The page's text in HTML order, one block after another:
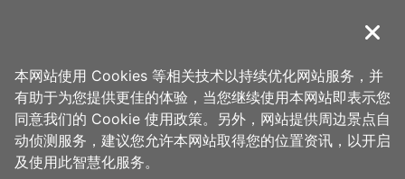
導覽
首页 > 想去的地方 > 住宿 > 米淇旅店
米淇旅店 周边景点
关闭
本网站使用 Cookies 等相关技术以持续优化网站服务，并
有助于为您提供更佳的体验，当您继续使用本网站即表示您
同意我们的 Cookie 使用政策。另外，网站提供周边景点自
动侦测服务，建议您允许本网站取得您的位置资讯，以开启
及使用此智慧化服务。